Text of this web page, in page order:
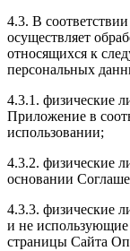
4.3. В
осуществляет
относящихся к
персональных
4.3.1. физические
Приложение в
использовании;
4.3.2. физические
основании
4.3.3. физические
и не
страницы Сайта